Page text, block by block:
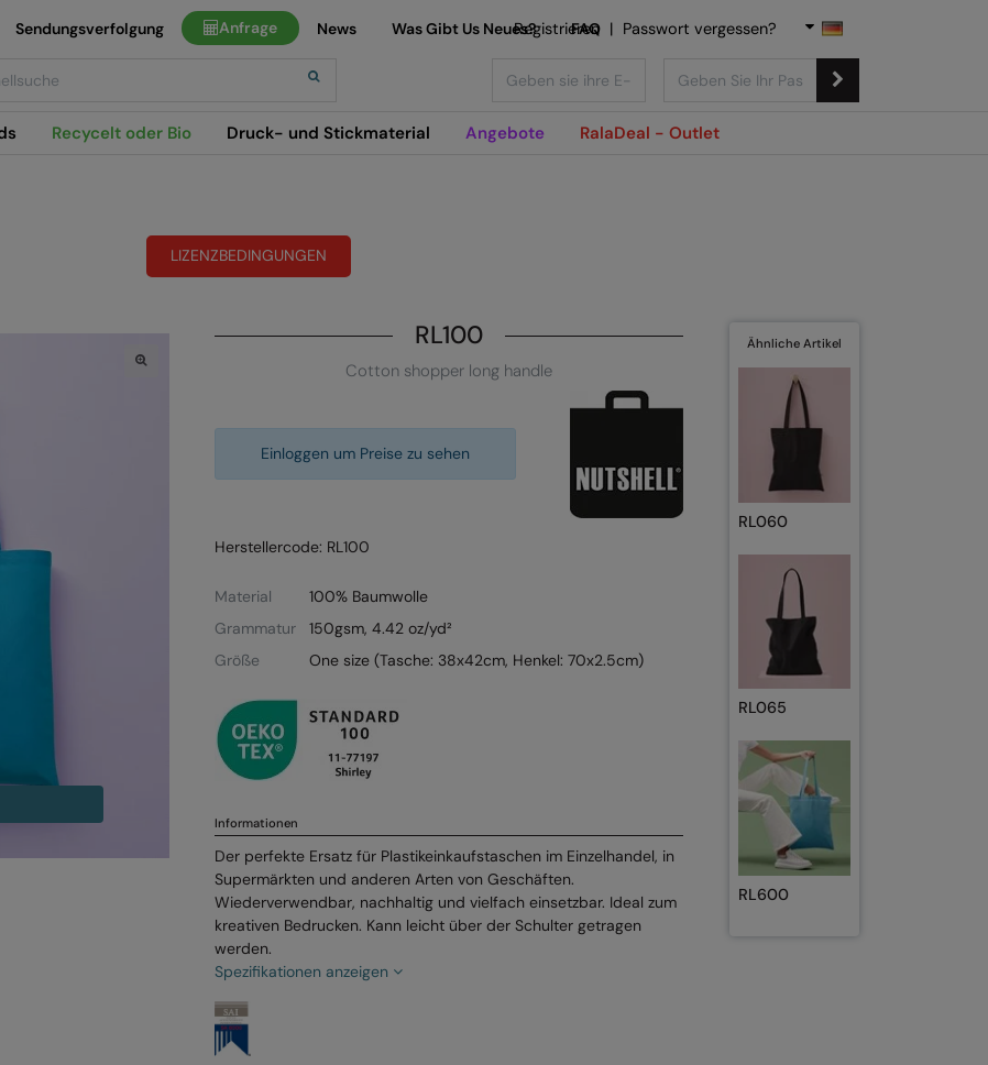
Recycelt oder Bio Druck- und Stickmaterial Angebote RalaDeal - Outlet
Sendungsverfolgung Anfrage News Was Gibt Us Neues? FAQ
Registrieren | Passwort vergessen?
LIZENZBEDINGUNGEN
RL100
Cotton shopper long handle
Einloggen um Preise zu sehen
Herstellercode: RL100
Material
100% Baumwolle
Grammatur
150gsm, 4.42 oz/yd²
Größe
One size (Tasche: 38x42cm, Henkel: 70x2.5cm)
Informationen
Der perfekte Ersatz für Plastikeinkaufstaschen im Einzelhandel, in
Supermärkten und anderen Arten von Geschäften.
Wiederverwendbar, nachhaltig und vielfach einsetzbar. Ideal zum
kreativen Bedrucken. Kann leicht über der Schulter getragen
werden.
Spezifikationen anzeigen
Ähnliche Artikel
RL060
RL065
RL600